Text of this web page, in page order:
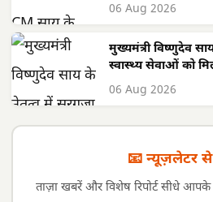
06 Aug 2026
मुख्यमंत्री विष्णुदेव
स्वास्थ्य सेवाओं को
06 Aug 2026
📧 न्यूज़लेटर
ताज़ा खबरें और विशेष रिपोर्ट सीधे